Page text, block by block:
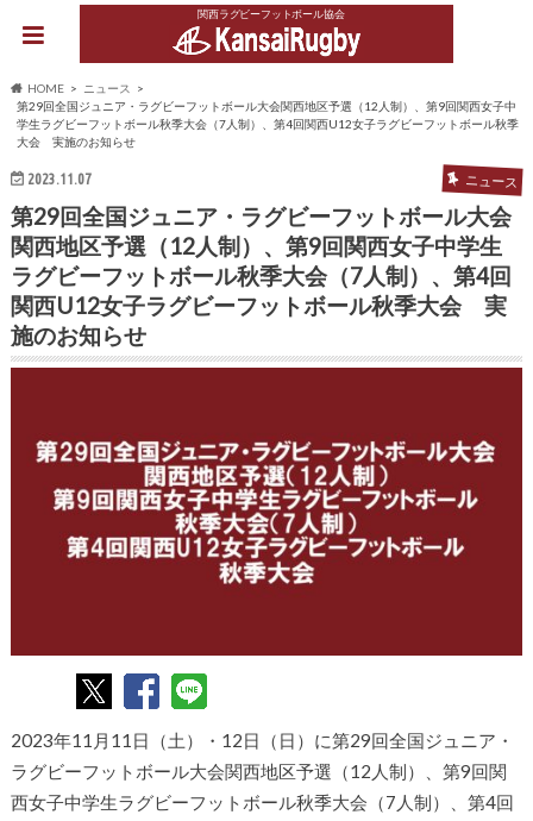
関西ラグビーフットボール協会
HOME
ニュース
第29回全国ジュニア・ラグビーフットボール大会関西地区予選（12人制）、第9回関西女子中
学生ラグビーフットボール秋季大会（7人制）、第4回関西U12女子ラグビーフットボール秋季
大会 実施のお知らせ
2023.11.07 ニュース
第29回全国ジュニア・ラグビーフットボール大会
関西地区予選（12人制）、第9回関西女子中学生
ラグビーフットボール秋季大会（7人制）、第4回
関西U12女子ラグビーフットボール秋季大会 実
施のお知らせ
2023年11月11日（土）・12日（日）に第29回全国ジュニア・
ラグビーフットボール大会関西地区予選（12人制）、第9回関
西女子中学生ラグビーフットボール秋季大会（7人制）、第4回